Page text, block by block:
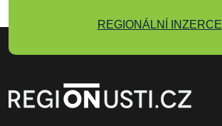
REGIONÁLNÍ INZERCE